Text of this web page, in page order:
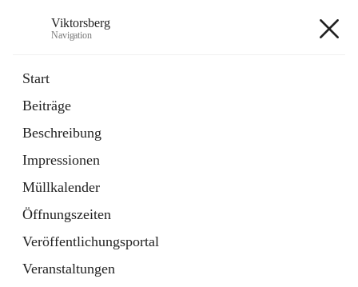
Viktorsberg
Navigation
Start
Beiträge
Beschreibung
Impressionen
Müllkalender
Öffnungszeiten
Veröffentlichungsportal
Veranstaltungen
1 Schnellzugriff
Bürgerservice
10 Schnellzugriffe